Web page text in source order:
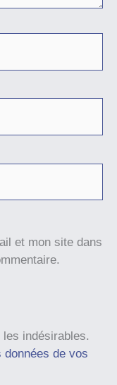
et mon site dans
indésirables.
de vos